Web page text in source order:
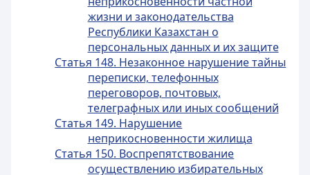
жизни и законодательства
Республики Казахстан о
персональных данных и их защите
Статья 148. Незаконное нарушение тайны
переписки, телефонных
переговоров, почтовых,
телеграфных или иных сообщений
Статья 149. Нарушение
неприкосновенности жилища
Статья 150. Воспрепятствование
осуществлению избирательных